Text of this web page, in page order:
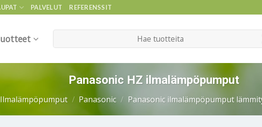
PALVELUT REFERENSSIT
Panasonic HZ ilmalämpöpumput
Ilmalämpöpumput / Panasonic / Panasonic ilmalämpöpumput